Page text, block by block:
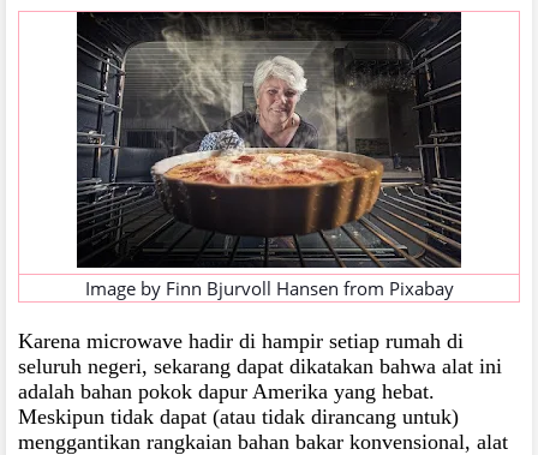
Image by Finn Bjurvoll Hansen from Pixabay
Karena microwave hadir di hampir setiap rumah di
seluruh negeri, sekarang dapat dikatakan bahwa alat ini
adalah bahan pokok dapur Amerika yang hebat.
Meskipun tidak dapat (atau tidak dirancang untuk)
menggantikan rangkaian bahan bakar konvensional, alat